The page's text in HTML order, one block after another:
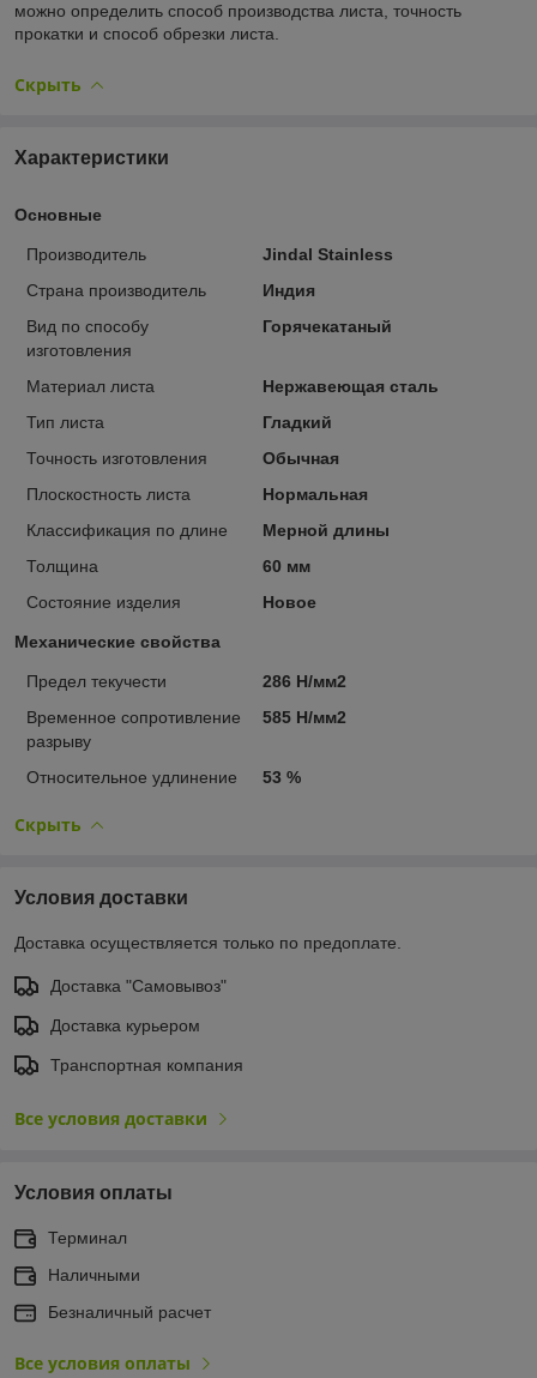
можно определить способ производства листа, точность
прокатки и способ обрезки листа.
Скрыть
Характеристики
Основные
Производитель
Jindal Stainless
Страна производитель
Индия
Вид по способу
изготовления
Горячекатаный
Материал листа
Нержавеющая сталь
Тип листа
Гладкий
Точность изготовления
Обычная
Плоскостность листа
Нормальная
Классификация по длине
Мерной длины
Толщина
60 мм
Состояние изделия
Новое
Механические свойства
Предел текучести
286 Н/мм2
Временное сопротивление
разрыву
585 Н/мм2
Относительное удлинение 53 %
Скрыть
Условия доставки
Доставка осуществляется только по предоплате.
Доставка "Самовывоз"
Доставка курьером
Транспортная компания
Все условия доставки
Условия оплаты
Терминал
Наличными
Безналичный расчет
Все условия оплаты